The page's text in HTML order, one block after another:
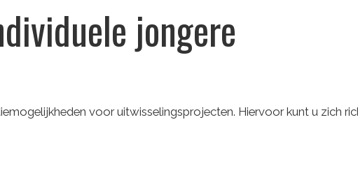
jongere
voor uitwisselingsprojecten. Hiervoor kunt u zich